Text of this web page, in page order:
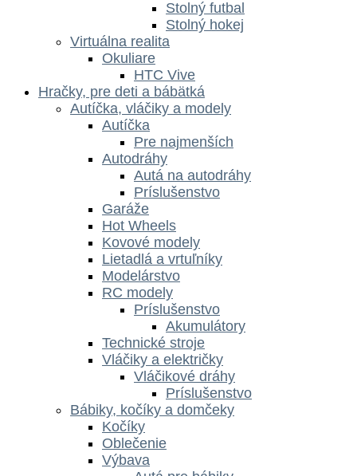
Stolný futbal
Stolný hokej
Virtuálna realita
Okuliare
HTC Vive
Hračky, pre deti a bábätká
Autíčka, vláčiky a modely
Autíčka
Pre najmenších
Autodráhy
Autá na autodráhy
Príslušenstvo
Garáže
Hot Wheels
Kovové modely
Lietadlá a vrtuľníky
Modelárstvo
RC modely
Príslušenstvo
Akumulátory
Technické stroje
Vláčiky a električky
Vláčikové dráhy
Príslušenstvo
Bábiky, kočíky a domčeky
Kočíky
Oblečenie
Výbava